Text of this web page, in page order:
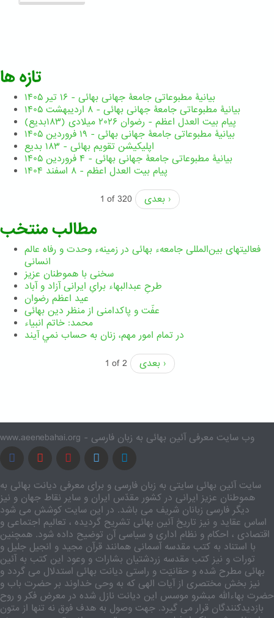
تازه ها
بیانیۀ مطبوعاتی جامعۀ جهانی بهائی - ۱۶ تیر ۱۴۰۵
بیانیۀ مطبوعاتی جامعۀ جهانی بهائی - ۸ اردیبهشت ۱۴۰۵
پیام بیت العدل اعظم - رضوان ۲۰۲۶ میلادی (۱۸۳بدیع)
بیانیۀ مطبوعاتی جامعۀ جهانی بهائی - ۱۹ فروردین ۱۴۰۵
اپلیکیشن تقویم بهائی - ۱۸۳ بدیع
بیانیۀ مطبوعاتی جامعۀ جهانی بهائی - ۴ فروردین ۱۴۰۵
پیام بیت العدل اعظم - ۸ اسفند ۱۴۰۴
1 of 320
بعدی ›
مطالب منتخب
فعالیتهای بین‌المللی جامعهء بهائی در زمینهء وحدت و رفاه عالم
انسانی
سخنی با هموطنان عزیز
طرحِ عبدالبهاء برایِ ایرانی آزاد و آباد
عید اعظم رضوان
عفّت و پاکدامنی از منظر دین بهائی
محمد: خاتم انبیاء
در تمام امور مهم،‌ زنان به حساب نمي آيند
1 of 2
بعدی ›
www.aeenebahai.org - وب سایت معرفی آئین بهائی به زبان فارسی
سایت آئین بهائی سایتی به زبان فارسی و برای معرفی دیانت بهائی به
هموطنان عزیز ایرانی در کشور مقدّس ایران و سایر نقاط جهان و نیز
دیگر فارسی زبانان شریف می باشد. در این سایت کوشش می شود
اساس عقاید و نیز تاریخ آئین بهائی تشریح گردیده ، تعالیم اجتماعی و
اقتصادی ، احکام و نظام اداری و سیاسی آن توضیح داده شود. همچنین
با استناد به کتب مقدسه آسمانی همانند قرآن مجید و انجیل جلیل و
تورات و نیز کتب مقدسه زردشتیان بشارات و وعود این کتب به آئین
بهائی مطرح شده و حقانیّت و راستی دیانت بهائی استدلال می گردد و
نیز بخش مختصری از آیات الهی که به وحی خداوند بر حضرت باب و
حضرت بهاءالله مبشرو موسس این دیانت نازل شده در معرض فکر و روح
بازدیدکنندگان قرار می گیرد. جهت وصول به هدف فوق نه تنها از متون